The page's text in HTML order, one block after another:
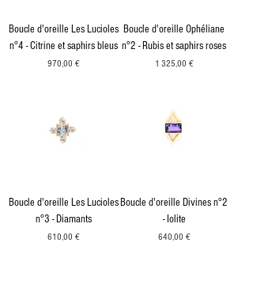
Boucle d'oreille Les Lucioles
n°4 - Citrine et saphirs bleus
Prix
970,00 €
Boucle d'oreille Ophéliane
n°2 - Rubis et saphirs roses
Prix
1 325,00 €
Boucle d'oreille Les Lucioles
n°3 - Diamants
Prix
610,00 €
Boucle d'oreille Divines n°2
- Iolite
Prix
640,00 €